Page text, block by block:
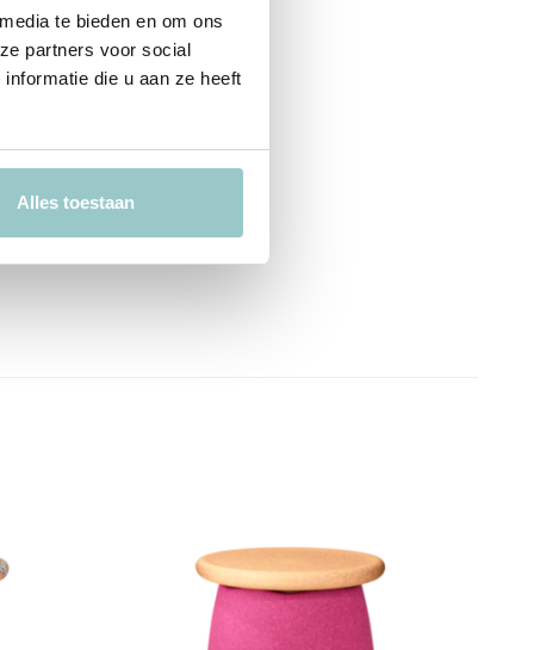
te bieden en om ons
partners voor social
die u aan ze heeft
Alles toestaan